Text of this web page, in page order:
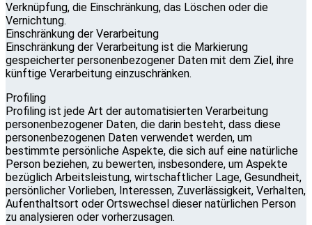
Verknüpfung, die Einschränkung, das Löschen oder die
Vernichtung.
Einschränkung der Verarbeitung
Einschränkung der Verarbeitung ist die Markierung
gespeicherter personenbezogener Daten mit dem Ziel, ihre
künftige Verarbeitung einzuschränken.
Profiling
Profiling ist jede Art der automatisierten Verarbeitung
personenbezogener Daten, die darin besteht, dass diese
personenbezogenen Daten verwendet werden, um
bestimmte persönliche Aspekte, die sich auf eine natürliche
Person beziehen, zu bewerten, insbesondere, um Aspekte
bezüglich Arbeitsleistung, wirtschaftlicher Lage, Gesundheit,
persönlicher Vorlieben, Interessen, Zuverlässigkeit, Verhalten,
Aufenthaltsort oder Ortswechsel dieser natürlichen Person
zu analysieren oder vorherzusagen.